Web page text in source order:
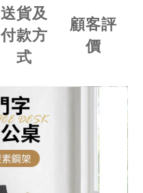
送貨及
付款方
式
顧客評
價